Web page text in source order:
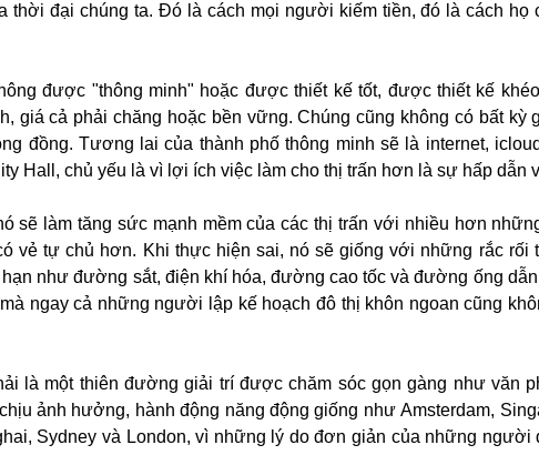
đại chúng ta. Đó là cách mọi người kiếm tiền, đó là cách họ
được "thông minh" hoặc được thiết kế tốt, được thiết kế
giá cả phải chăng hoặc bền vững. Chúng cũng không có bất kỳ
đồng. Tương lai của thành phố thông minh sẽ là internet,
Hall, chủ yếu là vì lợi ích việc làm cho thị trấn hơn là sự hấp dẫn
sẽ làm tăng sức mạnh mềm của các thị trấn với nhiều hơn
vẻ tự chủ hơn. Khi thực hiện sai, nó sẽ giống với những rắc rối
như đường sắt, điện khí hóa, đường cao tốc và đường ống
ngay cả những người lập kế hoạch đô thị khôn ngoan cũng
là một thiên đường giải trí được chăm sóc gọn gàng như văn
ảnh hưởng, hành động năng động giống như Amsterdam,
Sydney và London, vì những lý do đơn giản của những người